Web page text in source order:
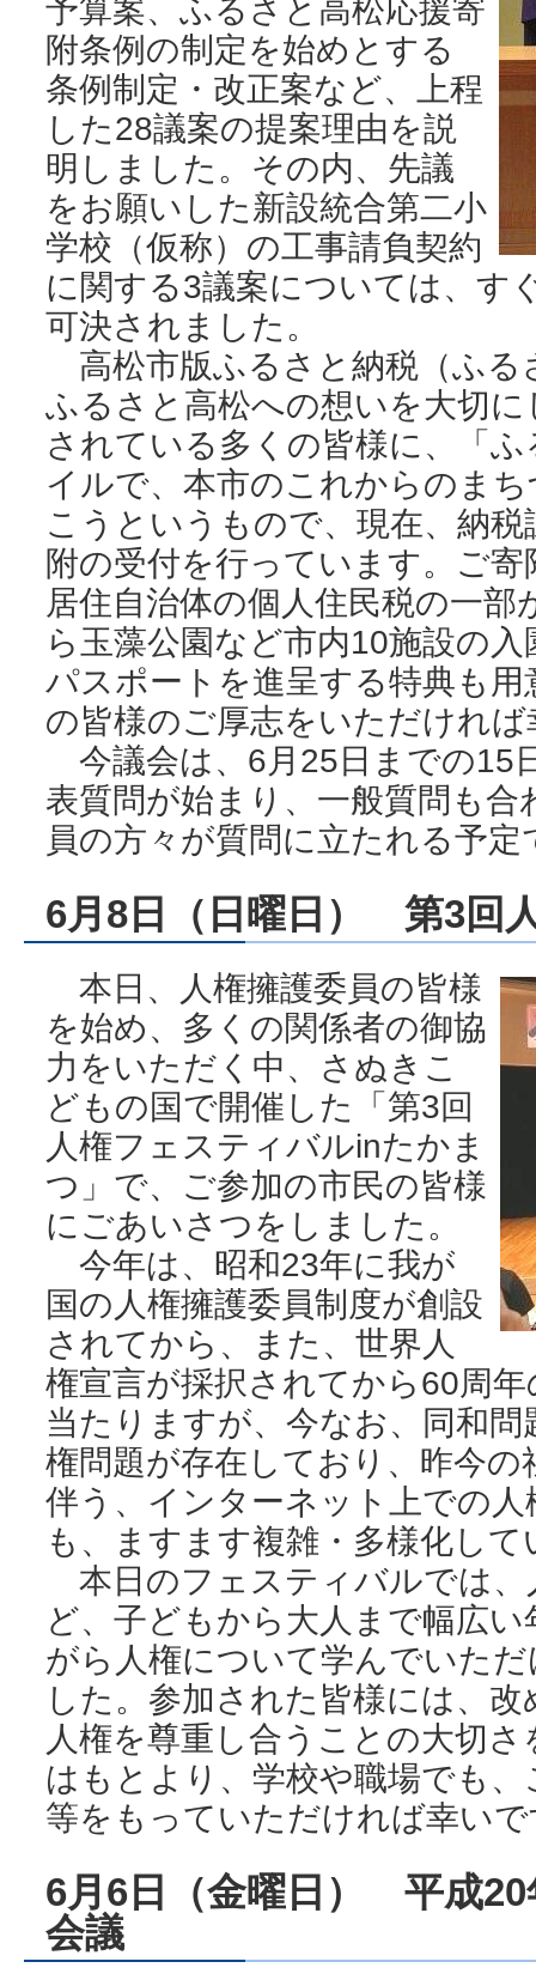
予算案、ふるさと高松応援寄
附条例の制定を始めとする
条例制定・改正案など、上程
した28議案の提案理由を説
明しました。その内、先議
をお願いした新設統合第二小
学校（仮称）の工事請負契約
に関する3議案については、す
可決されました。
高松市版ふるさと納税（ふる
ふるさと高松への想いを大切
されている多くの皆様に、「
イルで、本市のこれからのま
こうというもので、現在、納
附の受付を行っています。ご
居住自治体の個人住民税の一
ら玉藻公園など市内10施設の
パスポートを進呈する特典も
の皆様のご厚志をいただけれ
今議会は、6月25日までの15
表質問が始まり、一般質問も
員の方々が質問に立たれる予定
6月8日（日曜日） 第3回
本日、人権擁護委員の皆様
を始め、多くの関係者の御協
力をいただく中、さぬきこ
どもの国で開催した「第3回
人権フェスティバルinたかま
つ」で、ご参加の市民の皆様
にごあいさつをしました。
今年は、昭和23年に我が
国の人権擁護委員制度が創設
されてから、また、世界人
権宣言が採択されてから60周
当たりますが、今なお、同和
権問題が存在しており、昨今
伴う、インターネット上での
も、ますます複雑・多様化して
本日のフェスティバルでは、
ど、子どもから大人まで幅広
がら人権について学んでいた
した。参加された皆様には、
人権を尊重し合うことの大切
はもとより、学校や職場でも
等をもっていただければ幸い
6月6日（金曜日） 平成20
会議